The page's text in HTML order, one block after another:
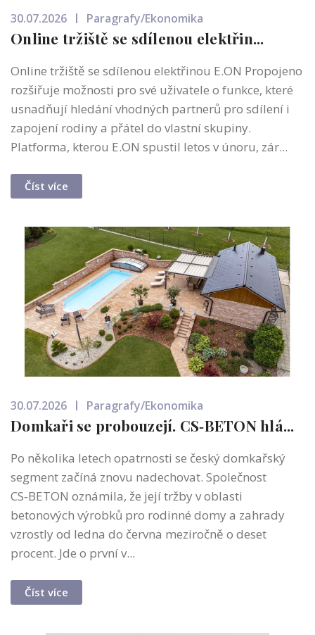
30.07.2026 Paragrafy/Ekonomika
Online tržiště se sdílenou elektřin...
Online tržiště se sdílenou elektřinou E.ON Propojeno
rozšiřuje možnosti pro své uživatele o funkce, které
usnadňují hledání vhodných partnerů pro sdílení i
zapojení rodiny a přátel do vlastní skupiny.
Platforma, kterou E.ON spustil letos v únoru, zár...
Číst více
30.07.2026 Paragrafy/Ekonomika
Domkaři se probouzejí. CS‑BETON hlá...
Po několika letech opatrnosti se český domkařský
segment začíná znovu nadechovat. Společnost
CS‑BETON oznámila, že její tržby v oblasti
betonových výrobků pro rodinné domy a zahrady
vzrostly od ledna do června meziročně o deset
procent. Jde o první v...
Číst více